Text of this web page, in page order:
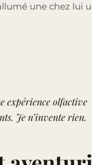
une chez lui
expérience olfactive
Je n’invente rien.